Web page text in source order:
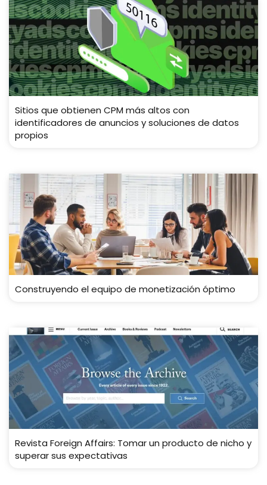
Sitios que obtienen CPM más altos con
identificadores de anuncios y soluciones de datos
propios
Construyendo el equipo de monetización óptimo
Revista Foreign Affairs: Tomar un producto de nicho y
superar sus expectativas